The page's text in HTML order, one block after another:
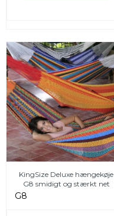
KingSize Deluxe hængekøje
G8 smidigt og stærkt net
G8